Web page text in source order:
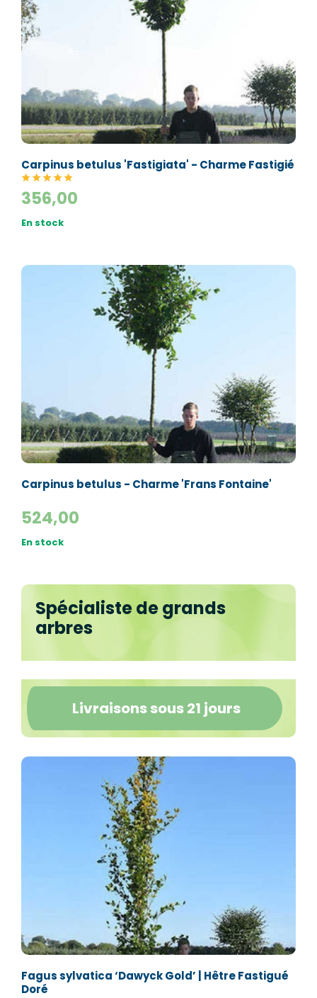
Carpinus betulus 'Fastigiata' - Charme Fastigié
356,00
En stock
Carpinus betulus - Charme 'Frans Fontaine'
524,00
En stock
Spécialiste de grands
arbres
Livraisons sous 21 jours
Fagus sylvatica ‘Dawyck Gold’ | Hêtre Fastigué
Doré